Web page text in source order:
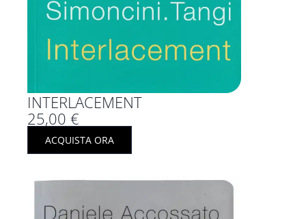
INTERLACEMENT
25,00 €
ACQUISTA ORA